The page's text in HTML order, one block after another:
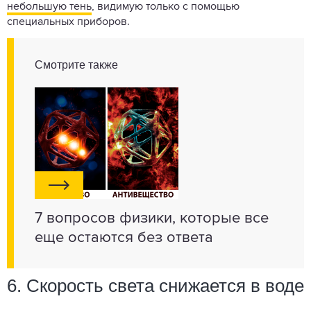
небольшую тень, видимую только с помощью
специальных приборов.
Смотрите также
7 вопросов физики, которые все
еще остаются без ответа
6. Скорость света снижается в воде